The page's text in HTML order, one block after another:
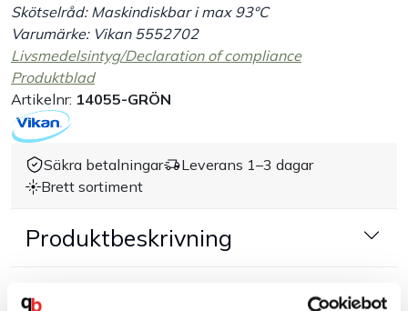
Varumärken
Outlet
Om Bakers
Kundtjänst
Kontakt
Skötselråd: Maskindiskbar i max 93°C
Varumärke: Vikan 5552702
Livsmedelsintyg/Declaration of compliance
Produktblad
Artikelnr: 14055-GRÖN
Säkra betalningar
Leverans 1–3 dagar
Brett sortiment
Produktbeskrivning
Dokument & produktblad